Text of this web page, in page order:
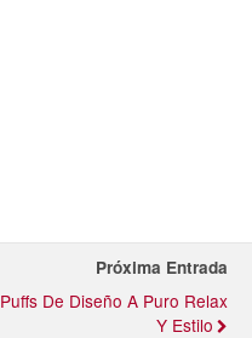
Próxima Entrada
Puffs De Diseño A Puro Relax
Y Estilo